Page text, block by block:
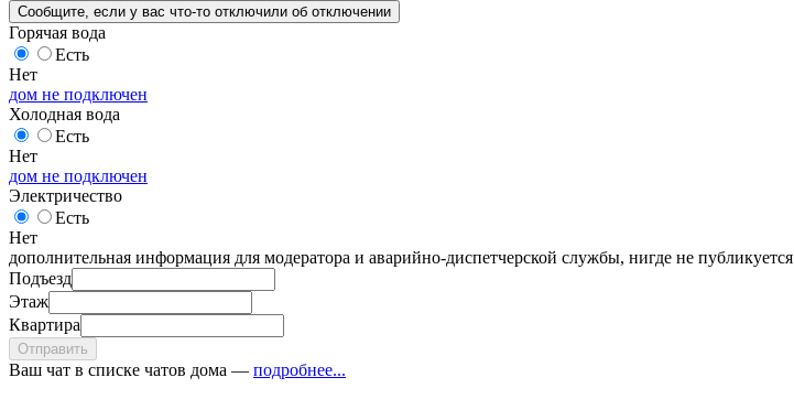
Сообщите , если у вас что-то отключили об отключении
Горячая вода
Есть
Нет
дом не подключен
Холодная вода
Есть
Нет
дом не подключен
Электричество
Есть
Нет
дополнительная информация для модератора и аварийно-диспетчерской службы, нигде не публикуется
Подъезд
Этаж
Квартира
Отправить
Ваш чат в списке чатов дома — подробнее...